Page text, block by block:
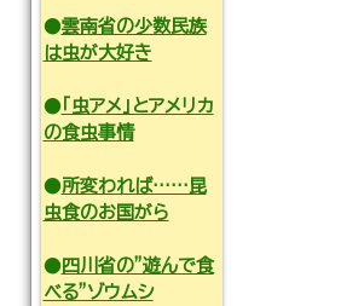
●雲南省の少数民族
は虫が大好き
●「虫アメ」とアメリカ
の食虫事情
●所変われば……昆
虫食のお国がら
●四川省の”遊んで食
べる”ゾウムシ